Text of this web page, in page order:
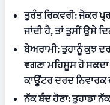
ਤੁਰੰਤ ਰਿਕਵਰੀ: ਜੇਕਰ
ਜਾਂਦੀ ਹੈ, ਤਾਂ ਤੁਸੀਂ ਉਸੇ
ਬੇਅਰਾਮੀ: ਤੁਹਾਨੂੰ ਕੁਝ
ਵਗਣਾ ਮਹਿਸੂਸ ਹੋ
ਕਾਊਂਟਰ ਦਰਦ ਨਿਵਾਰਕ
ਨੱਕ ਬੰਦ ਹੋਣਾ: ਤੁਹਾਡਾ